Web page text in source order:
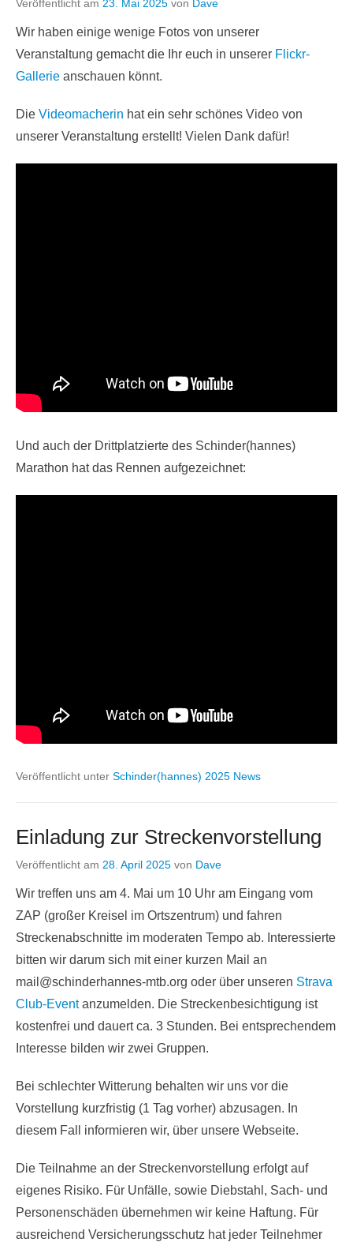
Veröffentlicht am 23. Mai 2025 von Dave
Wir haben einige wenige Fotos von unserer
Veranstaltung gemacht die Ihr euch in unserer Flickr-
Gallerie anschauen könnt.
Die Videomacherin hat ein sehr schönes Video von
unserer Veranstaltung erstellt! Vielen Dank dafür!
Und auch der Drittplatzierte des Schinder(hannes)
Marathon hat das Rennen aufgezeichnet:
Veröffentlicht unter Schinder(hannes) 2025 News
Einladung zur Streckenvorstellung
Veröffentlicht am 28. April 2025 von Dave
Wir treffen uns am 4. Mai um 10 Uhr am Eingang vom
ZAP (großer Kreisel im Ortszentrum) und fahren
Streckenabschnitte im moderaten Tempo ab. Interessierte
bitten wir darum sich mit einer kurzen Mail an
mail@schinderhannes-mtb.org oder über unseren Strava
Club-Eventanzumelden. Die Streckenbesichtigung ist
kostenfrei und dauert ca. 3 Stunden. Bei entsprechendem
Interesse bilden wir zwei Gruppen.
Bei schlechter Witterung behalten wir uns vor die
Vorstellung kurzfristig (1 Tag vorher) abzusagen. In
diesem Fall informieren wir, über unsere Webseite.
Die Teilnahme an der Streckenvorstellung erfolgt auf
eigenes Risiko. Für Unfälle, sowie Diebstahl, Sach- und
Personenschäden übernehmen wir keine Haftung. Für
ausreichend Versicherungsschutz hat jeder Teilnehmer